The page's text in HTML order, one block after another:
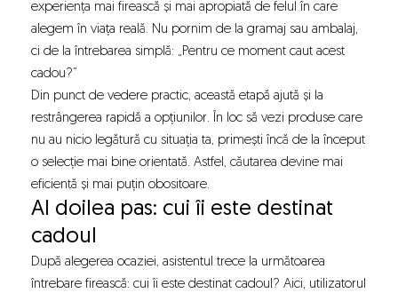
experiența mai firească și mai apropiată de felul în care
alegem în viața reală. Nu pornim de la gramaj sau ambalaj,
ci de la întrebarea simplă: „Pentru ce moment caut acest
cadou?”
Din punct de vedere practic, această etapă ajută și la
restrângerea rapidă a opțiunilor. În loc să vezi produse care
nu au nicio legătură cu situația ta, primești încă de la început
o selecție mai bine orientată. Astfel, căutarea devine mai
eficientă și mai puțin obositoare.
Al doilea pas: cui îi este destinat
cadoul
După alegerea ocaziei, asistentul trece la următoarea
întrebare firească: cui îi este destinat cadoul? Aici, utilizatorul